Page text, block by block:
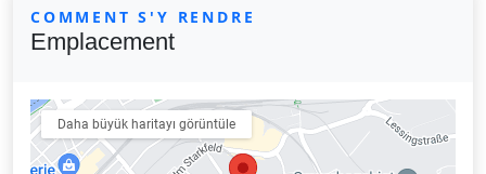
COMMENT S'Y RENDRE
Emplacement